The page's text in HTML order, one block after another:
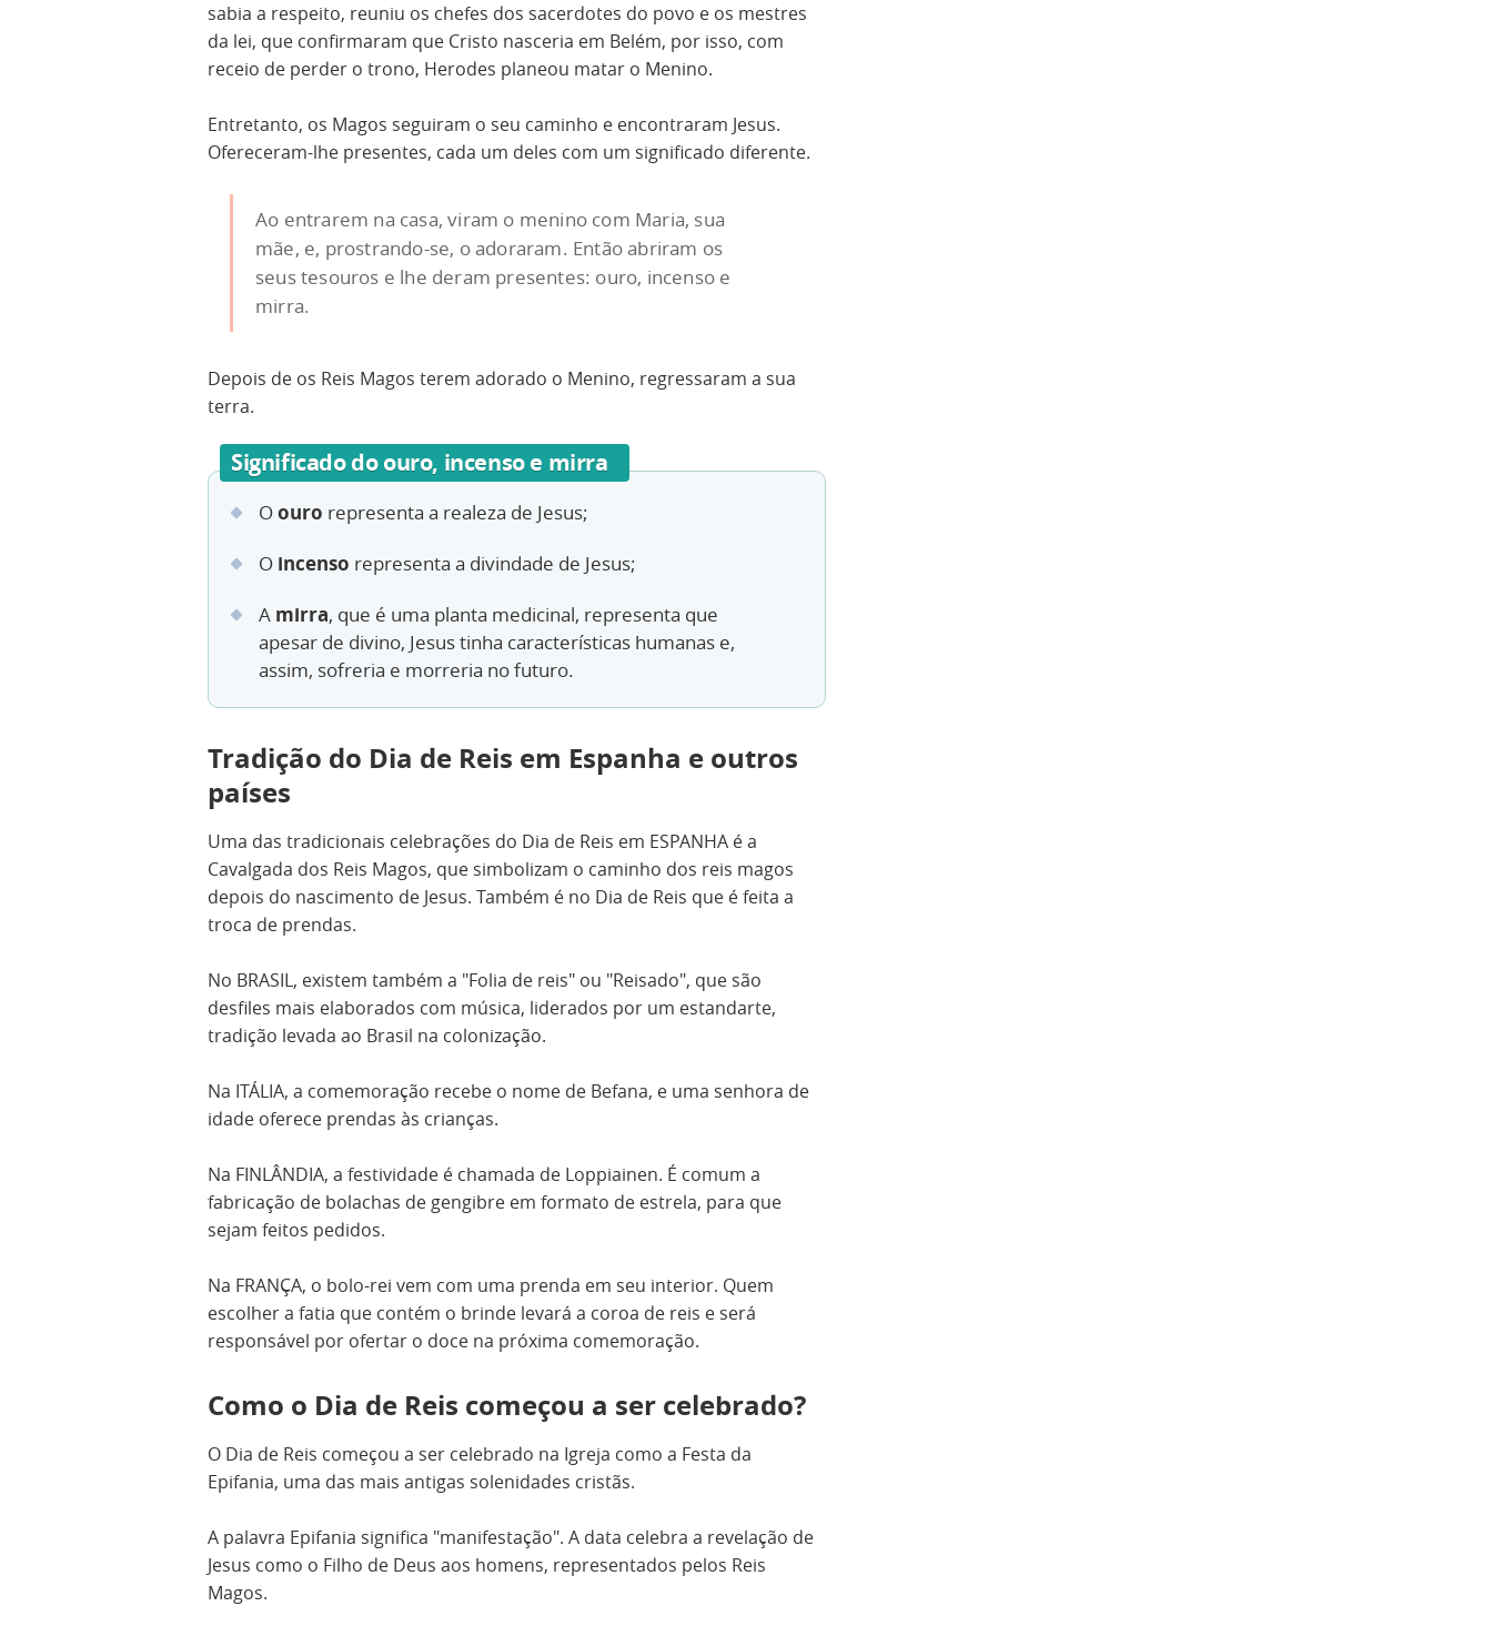
sabia a respeito, reuniu os chefes dos sacerdotes do povo e os mestres
da lei, que confirmaram que Cristo nasceria em Belém, por isso, com
receio de perder o trono, Herodes planeou matar o Menino.
Entretanto, os Magos seguiram o seu caminho e encontraram Jesus.
Ofereceram-lhe presentes, cada um deles com um significado diferente.
Ao entrarem na casa, viram o menino com Maria, sua
mãe, e, prostrando-se, o adoraram. Então abriram os
seus tesouros e lhe deram presentes: ouro, incenso e
mirra.
Depois de os Reis Magos terem adorado o Menino, regressaram a sua
terra.
Significado do ouro, incenso e mirra
Oouro representa a realeza de Jesus;
O incenso representa a divindade de Jesus;
A mirra, que é uma planta medicinal, representa que
apesar de divino, Jesus tinha características humanas e,
assim, sofreria e morreria no futuro.
Tradição do Dia de Reis em Espanha e outros
países
Uma das tradicionais celebrações do Dia de Reis em ESPANHA é a
Cavalgada dos Reis Magos, que simbolizam o caminho dos reis magos
depois do nascimento de Jesus. Também é no Dia de Reis que é feita a
troca de prendas.
No BRASIL, existem também a "Folia de reis" ou "Reisado", que são
desfiles mais elaborados com música, liderados por um estandarte,
tradição levada ao Brasil na colonização.
Na ITÁLIA, a comemoração recebe o nome de Befana, e uma senhora de
idade oferece prendas às crianças.
Na FINLÂNDIA, a festividade é chamada de Loppiainen. É comum a
fabricação de bolachas de gengibre em formato de estrela, para que
sejam feitos pedidos.
Na FRANÇA, o bolo-rei vem com uma prenda em seu interior. Quem
escolher a fatia que contém o brinde levará a coroa de reis e será
responsável por ofertar o doce na próxima comemoração.
Como o Dia de Reis começou a ser celebrado?
O Dia de Reis começou a ser celebrado na Igreja como a Festa da
Epifania, uma das mais antigas solenidades cristãs.
A palavra Epifania significa "manifestação". A data celebra a revelação de
Jesus como o Filho de Deus aos homens, representados pelos Reis
Magos.